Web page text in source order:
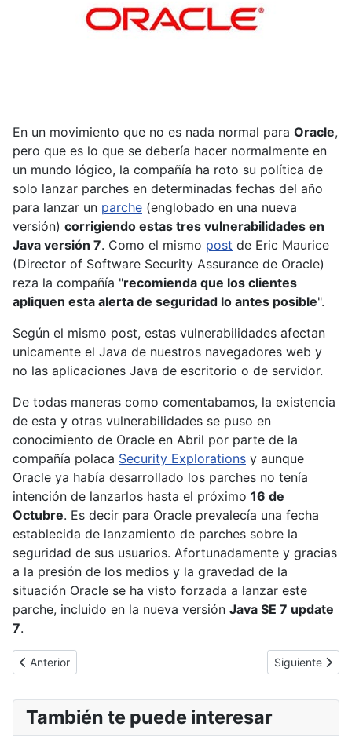
En un movimiento que no es nada normal para Oracle,
pero que es lo que se debería hacer normalmente en
un mundo lógico, la compañía ha roto su política de
solo lanzar parches en determinadas fechas del año
para lanzar un parche (englobado en una nueva
versión) corrigiendo estas tres vulnerabilidades en
Java versión 7. Como el mismo post de Eric Maurice
(Director of Software Security Assurance de Oracle)
reza la compañía "recomienda que los clientes
apliquen esta alerta de seguridad lo antes posible".
Según el mismo post, estas vulnerabilidades afectan
unicamente el Java de nuestros navegadores web y
no las aplicaciones Java de escritorio o de servidor.
De todas maneras como comentabamos, la existencia
de esta y otras vulnerabilidades se puso en
conocimiento de Oracle en Abril por parte de la
compañía polaca Security Explorations y aunque
Oracle ya había desarrollado los parches no tenía
intención de lanzarlos hasta el próximo 16 de
Octubre. Es decir para Oracle prevalecía una fecha
establecida de lanzamiento de parches sobre la
seguridad de sus usuarios. Afortunadamente y gracias
a la presión de los medios y la gravedad de la
situación Oracle se ha visto forzada a lanzar este
parche, incluido en la nueva versión Java SE 7 update
7.
Artículo anterior: Facebook quiere acabar con el negocio de los
Anterior Artículo
Siguiente
También te puede interesar